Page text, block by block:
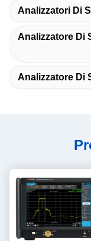
Analizzatori Di
Analizzatore Di
Analizzatore Di